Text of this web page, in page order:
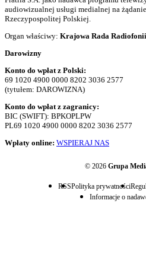
audiowizualnej usługi medialnej na
Rzeczypospolitej Polskiej.
Organ właściwy: Krajowa Rada
Darowizny
Konto do wpłat z Polski:
69 1020 4900 0000 8202 3036 2577
(tytułem: DAROWIZNA)
Konto do wpłat z zagranicy:
BIC (SWIFT): BPKOPLPW
PL69 1020 4900 0000 8202 3036 2577
Wpłaty online: WSPIERAJ NAS
© 2026 Grupa
RSSPolityka prywatności
Informacje o